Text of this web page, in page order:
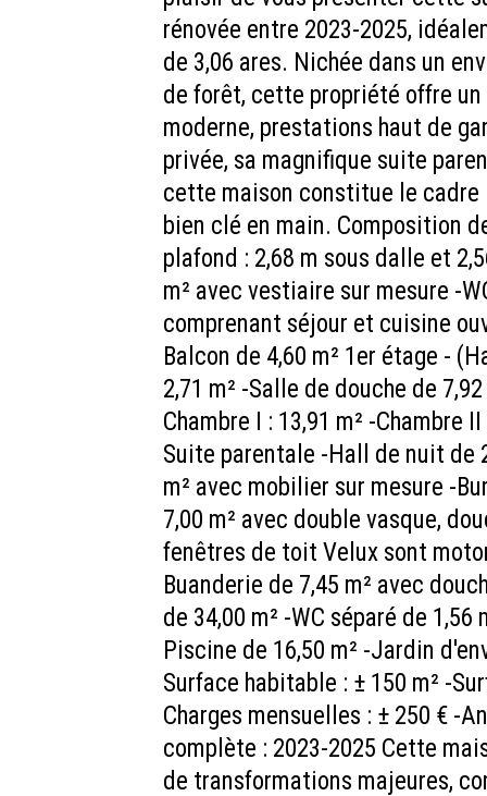
rénovée entre 2023-2025,
de 3,06 ares. Nichée dans un
de forêt, cette propriété offre
moderne, prestations haut de
privée, sa magnifique suite
cette maison constitue le cadre
bien clé en main. Composition
plafond : 2,68 m sous dalle et
m² avec vestiaire sur mesure -
comprenant séjour et cuisine
Balcon de 4,60 m² 1er étage -
2,71 m² -Salle de douche de
Chambre I : 13,91 m² -Chambre
Suite parentale -Hall de nuit de
m² avec mobilier sur mesure -
7,00 m² avec double vasque,
fenêtres de toit Velux sont
Buanderie de 7,45 m² avec
de 34,00 m² -WC séparé de
Piscine de 16,50 m² -Jardin
Surface habitable : ± 150 m² -
Charges mensuelles : ± 250 € -
complète : 2023-2025 Cette
de transformations majeures,